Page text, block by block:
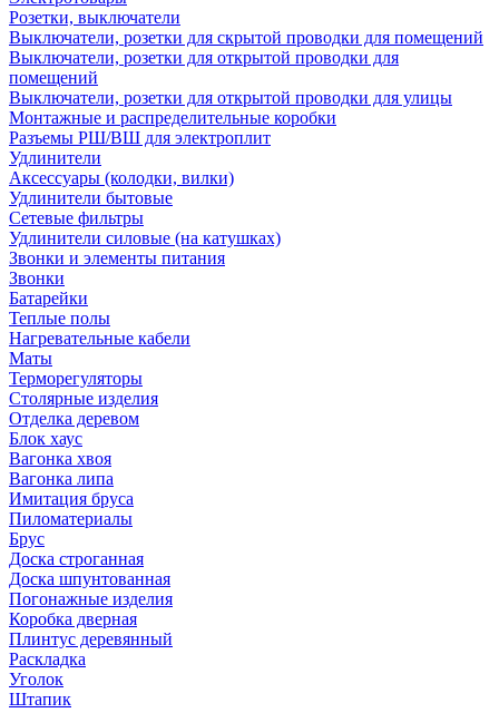
Розетки, выключатели
Выключатели, розетки для скрытой проводки для помещений
Выключатели, розетки для открытой проводки для
помещений
Выключатели, розетки для открытой проводки для улицы
Монтажные и распределительные коробки
Разъемы РШ/ВШ для электроплит
Удлинители
Аксессуары (колодки, вилки)
Удлинители бытовые
Сетевые фильтры
Удлинители силовые (на катушках)
Звонки и элементы питания
Звонки
Батарейки
Теплые полы
Нагревательные кабели
Маты
Терморегуляторы
Столярные изделия
Отделка деревом
Блок хаус
Вагонка хвоя
Вагонка липа
Имитация бруса
Пиломатериалы
Брус
Доска строганная
Доска шпунтованная
Погонажные изделия
Коробка дверная
Плинтус деревянный
Раскладка
Уголок
Штапик